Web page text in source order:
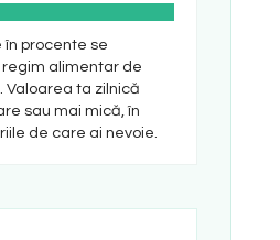
în procente se
regim alimentar de
Valoarea ta zilnică
sau mai mică, în
de care ai nevoie.